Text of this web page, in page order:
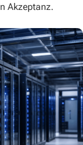
Akzeptanz.